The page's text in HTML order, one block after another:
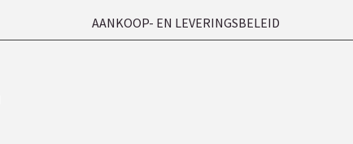
AANKOOP- EN LEVERINGSBELEID